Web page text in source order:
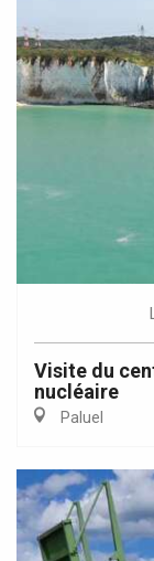
Visite du
nucléaire
Paluel